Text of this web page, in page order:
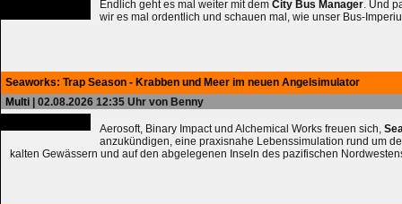
Endlich geht es mal weiter mit dem City Bus Manager. Und
wir es mal ordentlich und schauen mal, wie unser Bus-
Seaworks: Trap Season - Krabben und Meer im neuen Angelsimulator
Multi | 02.08.2026 12:35 Uhr von Benny
Aerosoft, Binary Impact und Alchemical Works freuen sich,
anzukündigen, eine praxisnahe Lebenssimulation rund um
kalten Gewässern und auf den abgelegenen Inseln des pazifischen